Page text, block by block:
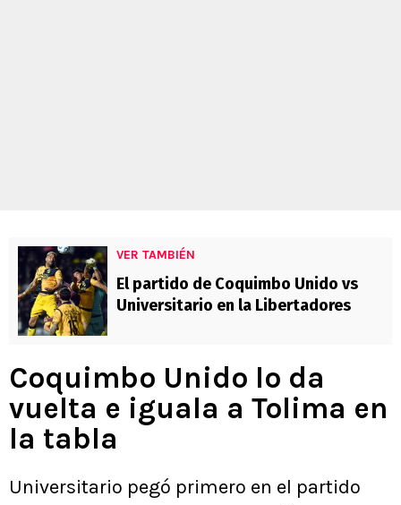
VER TAMBIÉN
El partido de Coquimbo Unido vs
Universitario en la Libertadores
Coquimbo Unido lo da
vuelta e iguala a Tolima en
la tabla
Universitario pegó primero en el partido